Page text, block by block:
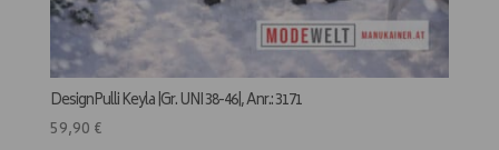
DesignPulli Keyla |Gr. UNI 38-46|, Anr.: 3171
59,90 €